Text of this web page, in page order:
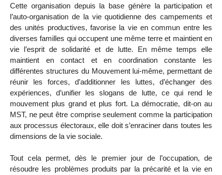
Cette organisation depuis la base génère la participation et
l’auto-organisation de la vie quotidienne des campements et
des unités productives, favorise la vie en commun entre les
diverses familles qui occupent une même terre et maintient en
vie l’esprit de solidarité et de lutte. En même temps elle
maintient en contact et en coordination constante les
différentes structures du Mouvement lui-même, permettant de
réunir les forces, d’additionner les luttes, d’échanger des
expériences, d’unifier les slogans de lutte, ce qui rend le
mouvement plus grand et plus fort. La démocratie, dit-on au
MST, ne peut être comprise seulement comme la participation
aux processus électoraux, elle doit s’enraciner dans toutes les
dimensions de la vie sociale.
Tout cela permet, dès le premier jour de l’occupation, de
résoudre les problèmes produits par la précarité et la vie en